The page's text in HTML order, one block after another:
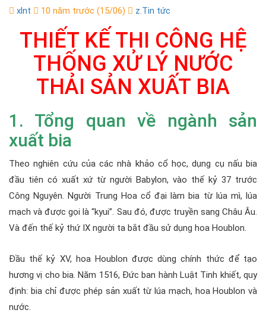
xlnt
10 năm trước (15/06) z.Tin tức
THIẾT KẾ THI CÔNG HỆ
THỐNG XỬ LÝ NƯỚC
THẢI SẢN XUẤT BIA
1. Tổng quan về ngành sản
xuất bia
Theo nghiên cứu của các nhà khảo cổ học, dụng cụ nấu bia
đầu tiên có xuất xứ từ người Babylon, vào thế kỷ 37 trước
Công Nguyên. Người Trung Hoa cổ đại làm bia từ lúa mì, lúa
mạch và được gọi là “kyui”. Sau đó, được truyền sang Châu Âu.
Và đến thế kỷ thứ IX người ta bắt đầu sử dụng hoa Houblon.
Đầu thế kỷ XV, hoa Houblon được dùng chính thức để tạo
hương vị cho bia. Năm 1516, Đức ban hành Luật Tinh khiết, quy
định: bia chỉ được phép sản xuất từ lúa mạch, hoa Houblon và
nước.